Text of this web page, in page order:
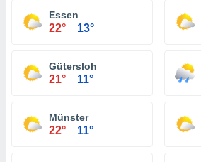
Essen
22° 13°
Gütersloh
21° 11°
Münster
22° 11°